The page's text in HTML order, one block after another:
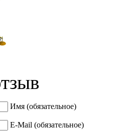
Имя (обязательное)
E-Mail (обязательное)